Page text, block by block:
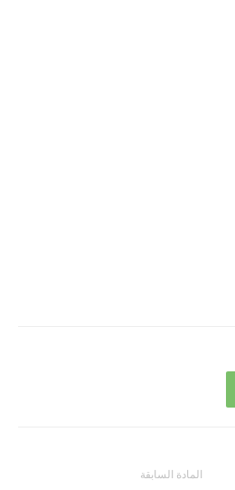
المادة السابقة